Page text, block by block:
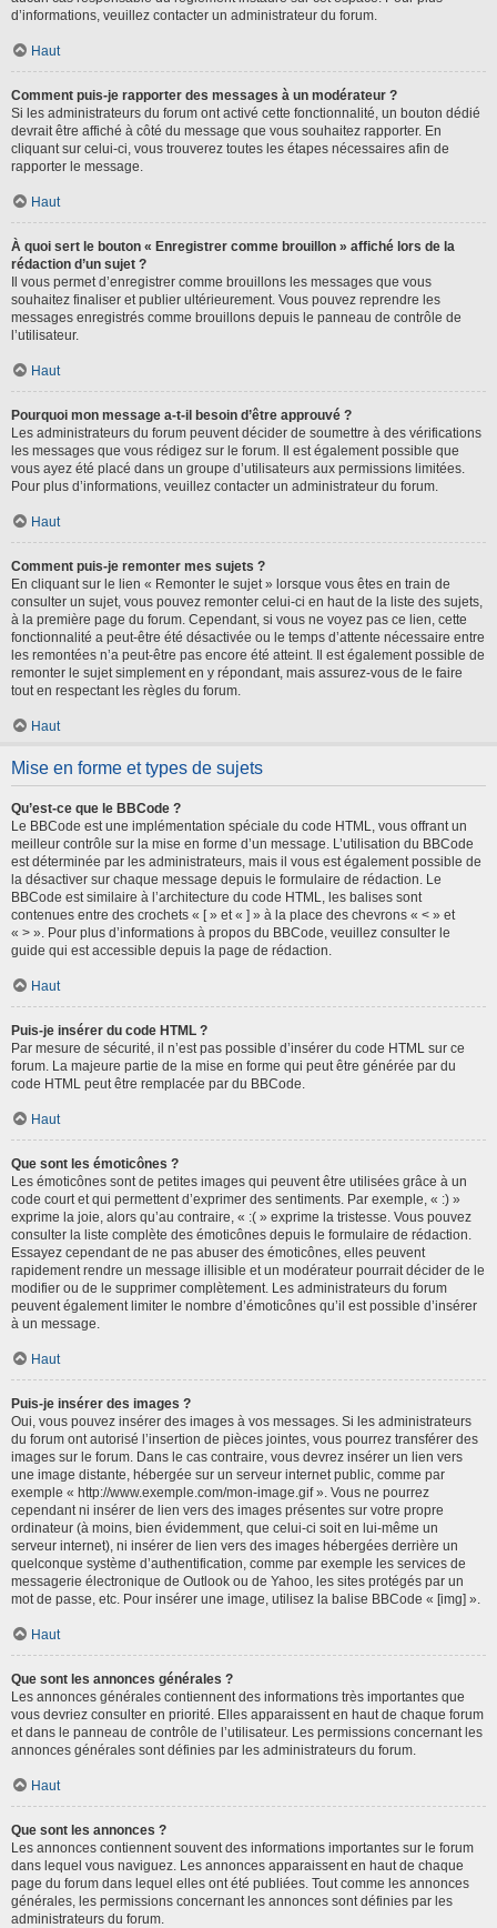
d’informations, veuillez contacter un administrateur du forum.
Haut
Comment puis-je rapporter des messages à un modérateur ?
Si les administrateurs du forum ont activé cette fonctionnalité, un bouton dédié
devrait être affiché à côté du message que vous souhaitez rapporter. En
cliquant sur celui-ci, vous trouverez toutes les étapes nécessaires afin de
rapporter le message.
Haut
À quoi sert le bouton « Enregistrer comme brouillon » affiché lors de la
rédaction d’un sujet ?
Il vous permet d’enregistrer comme brouillons les messages que vous
souhaitez finaliser et publier ultérieurement. Vous pouvez reprendre les
messages enregistrés comme brouillons depuis le panneau de contrôle de
l’utilisateur.
Haut
Pourquoi mon message a-t-il besoin d’être approuvé ?
Les administrateurs du forum peuvent décider de soumettre à des vérifications
les messages que vous rédigez sur le forum. Il est également possible que
vous ayez été placé dans un groupe d’utilisateurs aux permissions limitées.
Pour plus d’informations, veuillez contacter un administrateur du forum.
Haut
Comment puis-je remonter mes sujets ?
En cliquant sur le lien « Remonter le sujet » lorsque vous êtes en train de
consulter un sujet, vous pouvez remonter celui-ci en haut de la liste des sujets,
à la première page du forum. Cependant, si vous ne voyez pas ce lien, cette
fonctionnalité a peut-être été désactivée ou le temps d’attente nécessaire entre
les remontées n’a peut-être pas encore été atteint. Il est également possible de
remonter le sujet simplement en y répondant, mais assurez-vous de le faire
tout en respectant les règles du forum.
Haut
Mise en forme et types de sujets
Qu’est-ce que le BBCode ?
Le BBCode est une implémentation spéciale du code HTML, vous offrant un
meilleur contrôle sur la mise en forme d’un message. L’utilisation du BBCode
est déterminée par les administrateurs, mais il vous est également possible de
la désactiver sur chaque message depuis le formulaire de rédaction. Le
BBCode est similaire à l’architecture du code HTML, les balises sont
contenues entre des crochets « [ » et « ] » à la place des chevrons « < » et
« > ». Pour plus d’informations à propos du BBCode, veuillez consulter le
guide qui est accessible depuis la page de rédaction.
Haut
Puis-je insérer du code HTML ?
Par mesure de sécurité, il n’est pas possible d’insérer du code HTML sur ce
forum. La majeure partie de la mise en forme qui peut être générée par du
code HTML peut être remplacée par du BBCode.
Haut
Que sont les émoticônes ?
Les émoticônes sont de petites images qui peuvent être utilisées grâce à un
code court et qui permettent d’exprimer des sentiments. Par exemple, « :) »
exprime la joie, alors qu’au contraire, « :( » exprime la tristesse. Vous pouvez
consulter la liste complète des émoticônes depuis le formulaire de rédaction.
Essayez cependant de ne pas abuser des émoticônes, elles peuvent
rapidement rendre un message illisible et un modérateur pourrait décider de le
modifier ou de le supprimer complètement. Les administrateurs du forum
peuvent également limiter le nombre d’émoticônes qu’il est possible d’insérer
à un message.
Haut
Puis-je insérer des images ?
Oui, vous pouvez insérer des images à vos messages. Si les administrateurs
du forum ont autorisé l’insertion de pièces jointes, vous pourrez transférer des
images sur le forum. Dans le cas contraire, vous devrez insérer un lien vers
une image distante, hébergée sur un serveur internet public, comme par
exemple « http://www.exemple.com/mon-image.gif ». Vous ne pourrez
cependant ni insérer de lien vers des images présentes sur votre propre
ordinateur (à moins, bien évidemment, que celui-ci soit en lui-même un
serveur internet), ni insérer de lien vers des images hébergées derrière un
quelconque système d’authentification, comme par exemple les services de
messagerie électronique de Outlook ou de Yahoo, les sites protégés par un
mot de passe, etc. Pour insérer une image, utilisez la balise BBCode « [img] ».
Haut
Que sont les annonces générales ?
Les annonces générales contiennent des informations très importantes que
vous devriez consulter en priorité. Elles apparaissent en haut de chaque forum
et dans le panneau de contrôle de l’utilisateur. Les permissions concernant les
annonces générales sont définies par les administrateurs du forum.
Haut
Que sont les annonces ?
Les annonces contiennent souvent des informations importantes sur le forum
dans lequel vous naviguez. Les annonces apparaissent en haut de chaque
page du forum dans lequel elles ont été publiées. Tout comme les annonces
générales, les permissions concernant les annonces sont définies par les
administrateurs du forum.